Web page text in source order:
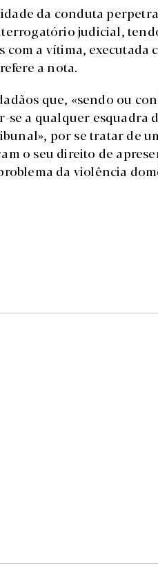
da conduta
judicial,
a vítima, executada
a nota.
que, «sendo ou
a qualquer esquadra
por se tratar de
o seu direito de
da violência